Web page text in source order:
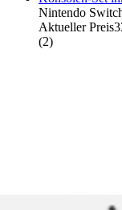
Nintendo
Aktueller Preis
(2)